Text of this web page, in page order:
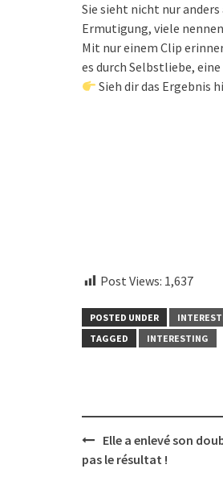
Sie sieht nicht nur
Ermutigung, viele
Mit nur einem Clip
es durch Selbstliebe, eine
Sieh dir das Ergebnis
Post Views: 1,637
POSTED UNDER
TAGGED
INTERESTING
Post
navigation
Elle a enlevé son
pas le résultat !